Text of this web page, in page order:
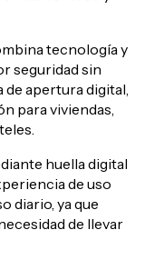
tecnología y
seguridad sin
de apertura digital,
para viviendas,
huella digital
de uso
diario, ya que
de llevar